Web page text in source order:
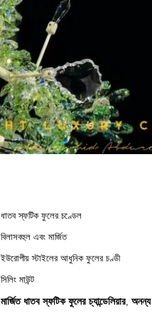
ধাতব স্ফটিক ফুলের চণ্ডেল
বিলাসবহুল এবং মার্জিত
ইউরোপীয় স্টাইলের আধুনিক ফুলের চণ্ডী
সিলিং মাউন্ট
মার্জিত ধাতব স্ফটিক ফুলের চ্যান্ডেলিয়ার, অনন্য